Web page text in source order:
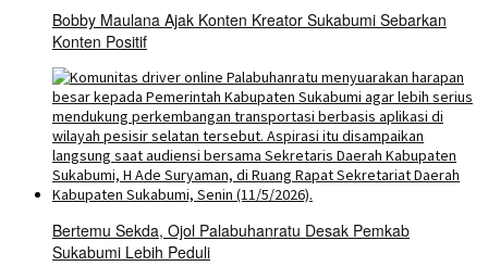
Bobby Maulana Ajak Konten Kreator Sukabumi Sebarkan
Konten Positif
Bertemu Sekda, Ojol Palabuhanratu Desak Pemkab
Sukabumi Lebih Peduli